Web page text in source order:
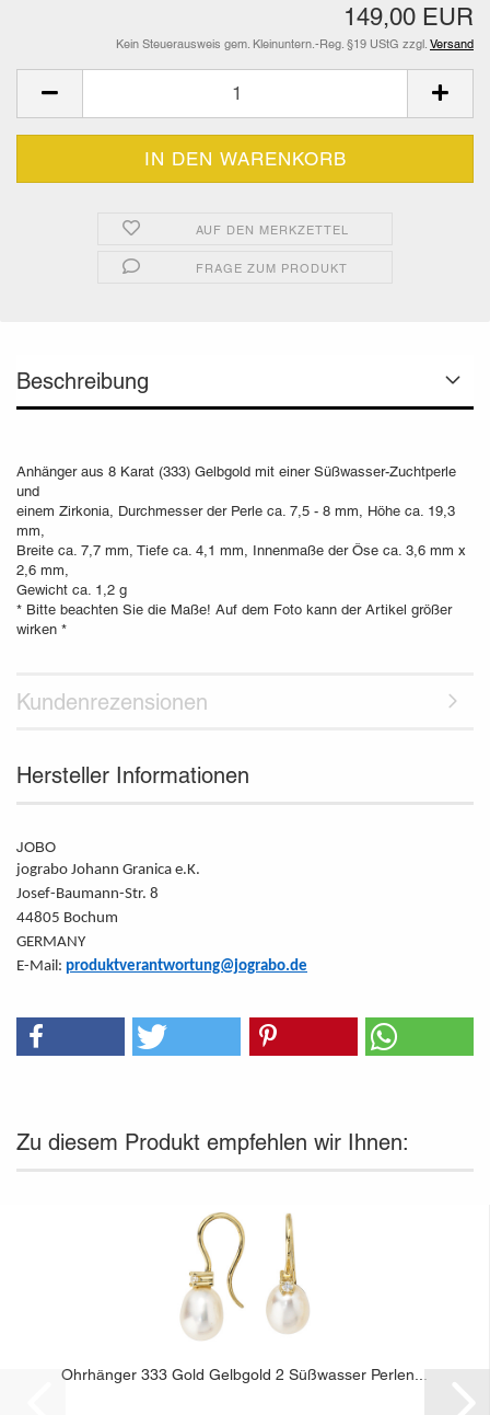
149,00 EUR
Kein Steuerausweis gem. Kleinuntern.-Reg. §19 UStG zzgl. Versand
AUF DEN MERKZETTEL
FRAGE ZUM PRODUKT
Beschreibung
Anhänger aus 8 Karat (333) Gelbgold mit einer Süßwasser-Zuchtperle
und
einem Zirkonia, Durchmesser der Perle ca. 7,5 - 8 mm, Höhe ca. 19,3
mm,
Breite ca. 7,7 mm, Tiefe ca. 4,1 mm, Innenmaße der Öse ca. 3,6 mm x
2,6 mm,
Gewicht ca. 1,2 g
* Bitte beachten Sie die Maße! Auf dem Foto kann der Artikel größer
wirken *
Kundenrezensionen
Hersteller Informationen
JOBO
jograbo Johann Granica e.K.
Josef-Baumann-Str. 8
44805 Bochum
GERMANY
E-Mail: produktverantwortung@jograbo.de
Zu diesem Produkt empfehlen wir Ihnen:
Ohrhänger 333 Gold Gelbgold 2 Süßwasser Perlen...